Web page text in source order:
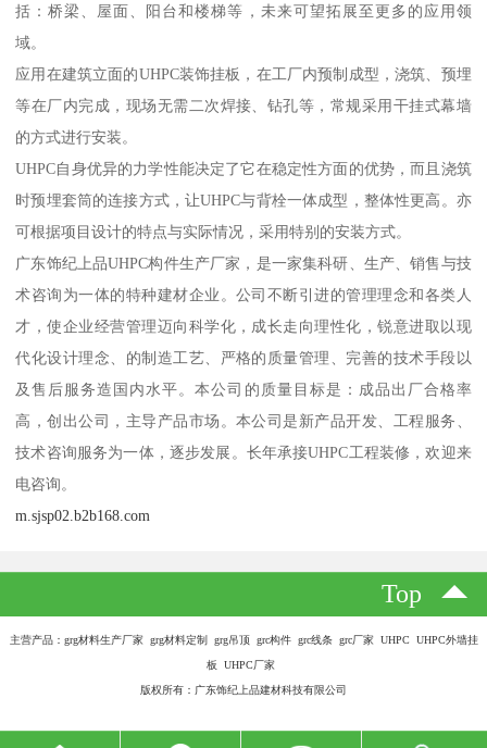
括：桥梁、屋面、阳台和楼梯等，未来可望拓展至更多的应用领
域。
应用在建筑立面的UHPC装饰挂板，在工厂内预制成型，浇筑、预埋
等在厂内完成，现场无需二次焊接、钻孔等，常规采用干挂式幕墙
的方式进行安装。
UHPC自身优异的力学性能决定了它在稳定性方面的优势，而且浇筑
时预埋套筒的连接方式，让UHPC与背栓一体成型，整体性更高。亦
可根据项目设计的特点与实际情况，采用特别的安装方式。
广东饰纪上品UHPC构件生产厂家，是一家集科研、生产、销售与技
术咨询为一体的特种建材企业。公司不断引进的管理理念和各类人
才，使企业经营管理迈向科学化，成长走向理性化，锐意进取以现
代化设计理念、的制造工艺、严格的质量管理、完善的技术手段以
及售后服务造国内水平。本公司的质量目标是：成品出厂合格率
高，创出公司，主导产品市场。本公司是新产品开发、工程服务、
技术咨询服务为一体，逐步发展。长年承接UHPC工程装修，欢迎来
电咨询。
m.sjsp02.b2b168.com
Top
主营产品：grg材料生产厂家 grg材料定制 grg吊顶 grc构件 grc线条 grc厂家 UHPC UHPC外墙挂
板 UHPC厂家
版权所有：广东饰纪上品建材科技有限公司